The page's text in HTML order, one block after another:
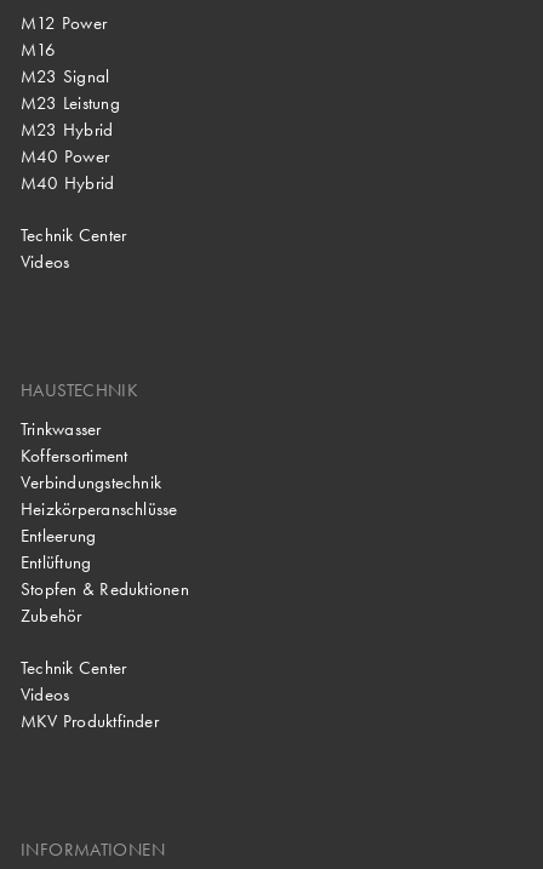
M12 Power
M16
M23 Signal
M23 Leistung
M23 Hybrid
M40 Power
M40 Hybrid
Technik Center
Videos
HAUSTECHNIK
Trinkwasser
Koffersortiment
Verbindungstechnik
Heizkörperanschlüsse
Entleerung
Entlüftung
Stopfen & Reduktionen
Zubehör
Technik Center
Videos
MKV Produktfinder
INFORMATIONEN